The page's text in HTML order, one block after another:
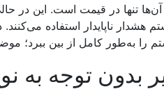
آن‌ها تنها در قیمت است. این در
هشدار ناپایدار استفاده
را به‌طور کامل از بین ببرد؛
بدون توجه به